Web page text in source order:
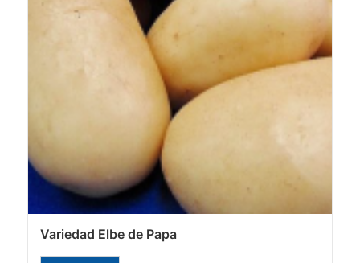
Variedad Elbe de Papa